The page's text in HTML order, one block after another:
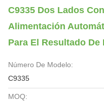
C9335 Dos Lados
Alimentación
Para El Resultado De
Número De Modelo:
C9335
MOQ: